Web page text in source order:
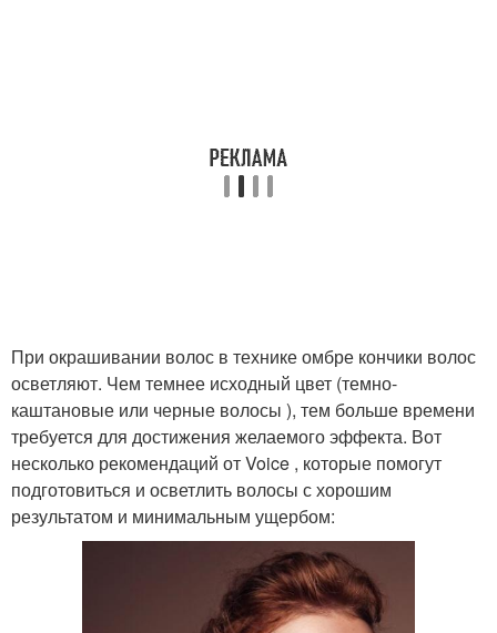
При окрашивании волос в технике омбре кончики волос
осветляют. Чем темнее исходный цвет (темно-
каштановые или черные волосы ), тем больше времени
требуется для достижения желаемого эффекта. Вот
несколько рекомендаций от Voice , которые помогут
подготовиться и осветлить волосы с хорошим
результатом и минимальным ущербом: